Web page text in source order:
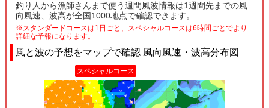
釣り人から漁師さんまで使う週間風波情報は1週間先までの風
向風速、波高が全国1000地点で確認できます。
※スタンダードコースは1日ごと、スペシャルコースは6時間ごとでより
詳細な予報になります。
風と波の予想をマップで確認 風向風速・波高分布図
スペシャルコース